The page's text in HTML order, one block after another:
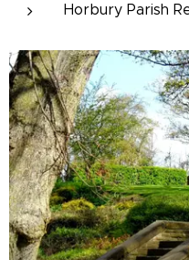
Horbury Parish